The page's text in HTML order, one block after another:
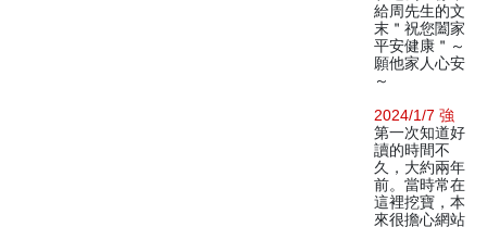
給周先生的文
末＂祝您闔家
平安健康＂～
願他家人心安
～
2024/1/7 強
第一次知道好
讀的時間不
久，大約兩年
前。當時常在
這裡挖寶，本
來很擔心網站